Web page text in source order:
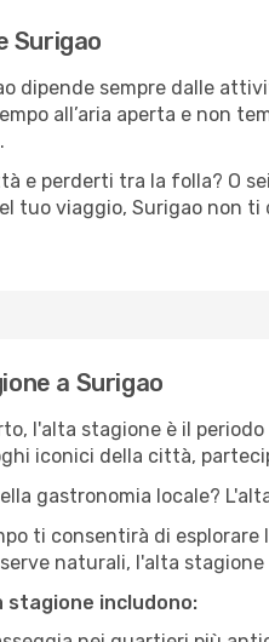
Surigao
dipende sempre dalle
all’aria aperta e non
e perderti tra la folla? O
tuo viaggio, Surigao non
a Surigao
l'alta stagione è il
iconici della città,
gastronomia locale?
ti consentirà di
naturali, l'alta
includono: